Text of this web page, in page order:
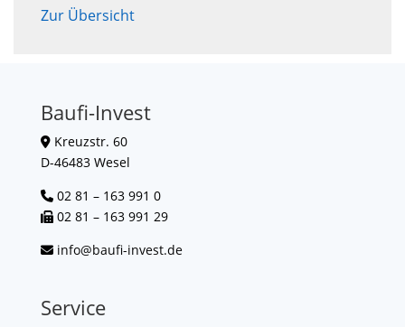
Zur Übersicht
Baufi-Invest
Kreuzstr. 60
D-46483 Wesel
02 81 – 163 991 0
02 81 – 163 991 29
info@baufi-invest.de
Service